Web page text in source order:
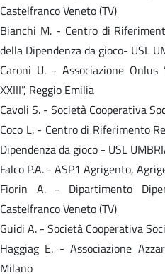
Castelfranco Veneto (TV)
Bianchi M. - Centro di
della Dipendenza da gioco- USL
Caroni U. - Associazione Onlus
XXIII”, Reggio Emilia
Cavoli S. - Società Cooperativa
Coco L. - Centro di Riferimento
Dipendenza da gioco - USL
Falco P.A. - ASP1 Agrigento,
Fiorin A. - Dipartimento
Castelfranco Veneto (TV)
Guidi A. - Società Cooperativa
Haggiag E. - Associazione
Milano